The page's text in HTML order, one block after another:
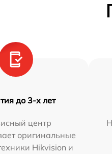
до 3-х лет
центр
оригинальные
Hikvision и